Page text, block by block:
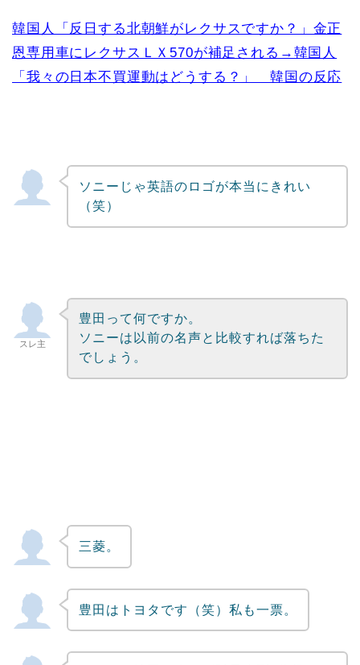
韓国人「反日する北朝鮮がレクサスですか？」金正
恩専用車にレクサスＬＸ570が補足される→韓国人
「我々の日本不買運動はどうする？」 韓国の反応
ソニーじゃ英語のロゴが本当にきれい
（笑）
スレ主
豊田って何ですか。
ソニーは以前の名声と比較すれば落ちた
でしょう。
三菱。
豊田はトヨタです（笑）私も一票。